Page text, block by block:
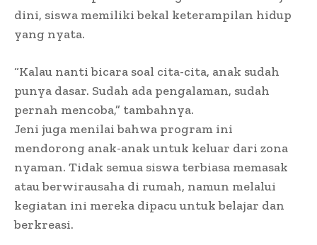
dini, siswa memiliki bekal keterampilan hidup
yang nyata.
“Kalau nanti bicara soal cita-cita, anak sudah
punya dasar. Sudah ada pengalaman, sudah
pernah mencoba,” tambahnya.
Jeni juga menilai bahwa program ini
mendorong anak-anak untuk keluar dari zona
nyaman. Tidak semua siswa terbiasa memasak
atau berwirausaha di rumah, namun melalui
kegiatan ini mereka dipacu untuk belajar dan
berkreasi.